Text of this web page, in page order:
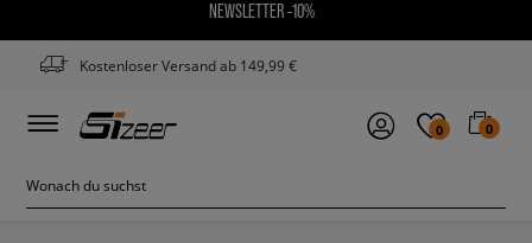
NEWSLETTER -10%
Kostenloser Versand ab 149,99 €
0 0